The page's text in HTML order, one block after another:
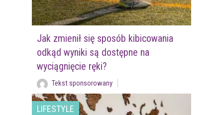
Jak zmienił się sposób kibicowania
odkąd wyniki są dostępne na
wyciągnięcie ręki?
Tekst sponsorowany
LIFESTYLE